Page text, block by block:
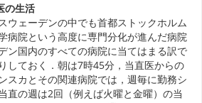
の生活
ウェーデンの中でも首都ストックホルム
病院という高度に専門分化が進んだ病院
ン国内のすべての病院に当てはまる訳で
しておく．朝は7時45分，当直医からの
スカとその関連病院では，週毎に勤務シ
直の週は2回（例えば火曜と金曜）の当